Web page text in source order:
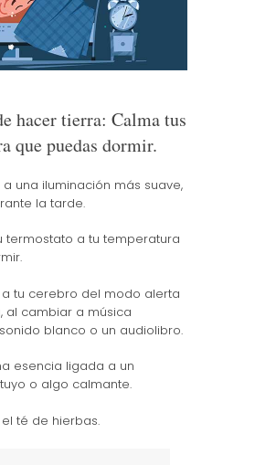
hacer tierra: Calma tus
que puedas dormir.
una iluminación más suave,
la tarde.
termostato a tu temperatura
a tu cerebro del modo alerta
al cambiar a música
blanco o un audiolibro.
esencia ligada a un
o algo calmante.
té de hierbas.